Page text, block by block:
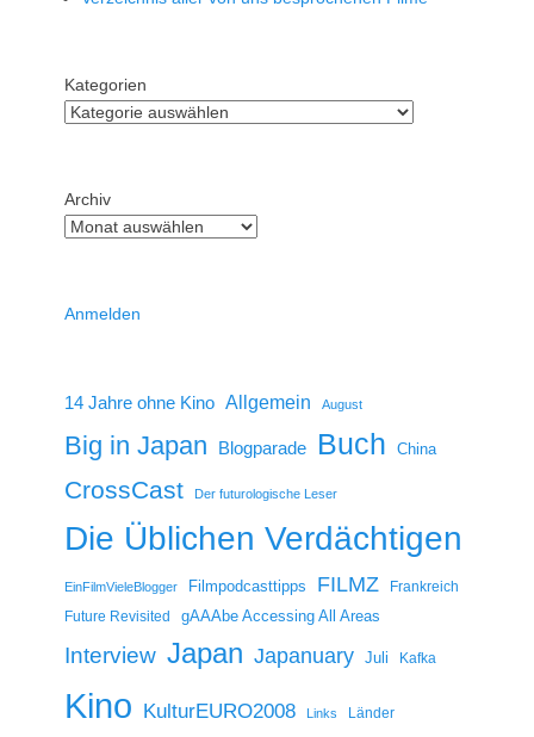
Kategorien
Archiv
Anmelden
14 Jahre ohne Kino Allgemein August
Big in Japan Blogparade Buch China
CrossCast Der futurologische Leser
Die Üblichen Verdächtigen
EinFilmVieleBlogger Filmpodcasttipps FILMZ
Frankreich
Future Revisited
gAAAbe Accessing All Areas
Interview Japan Japanuary Juli Kafka
Kino KulturEURO2008 Links Länder